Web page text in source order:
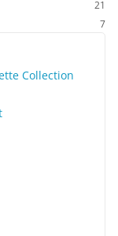
21
7
Collection